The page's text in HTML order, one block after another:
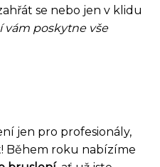
se nebo jen v klidu
vám poskytne vše
jen pro profesionály,
Během roku nabízíme